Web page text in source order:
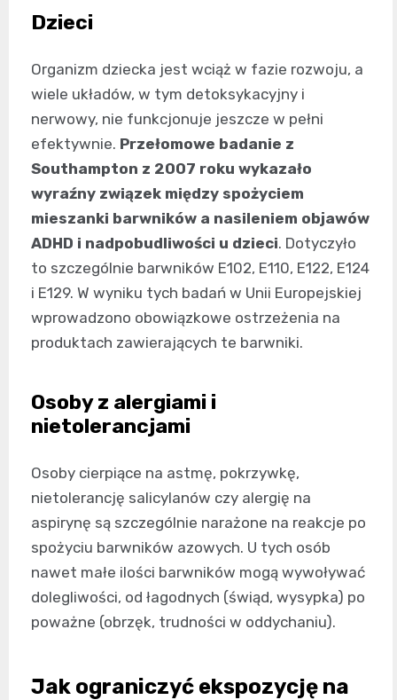
Dzieci
Organizm dziecka jest wciąż w fazie rozwoju, a
wiele układów, w tym detoksykacyjny i
nerwowy, nie funkcjonuje jeszcze w pełni
efektywnie. Przełomowe badanie z
Southampton z 2007 roku wykazało
wyraźny związek między spożyciem
mieszanki barwników a nasileniem objawów
ADHD i nadpobudliwości u dzieci. Dotyczyło
to szczególnie barwników E102, E110, E122, E124
i E129. W wyniku tych badań w Unii Europejskiej
wprowadzono obowiązkowe ostrzeżenia na
produktach zawierających te barwniki.
Osoby z alergiami i
nietolerancjami
Osoby cierpiące na astmę, pokrzywkę,
nietolerancję salicylanów czy alergię na
aspirynę są szczególnie narażone na reakcje po
spożyciu barwników azowych. U tych osób
nawet małe ilości barwników mogą wywoływać
dolegliwości, od łagodnych (świąd, wysypka) po
poważne (obrzęk, trudności w oddychaniu).
Jak ograniczyć ekspozycję na